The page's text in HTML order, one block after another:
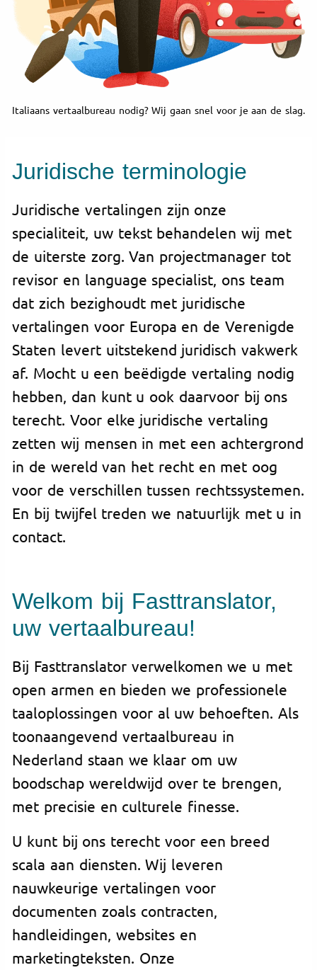
Italiaans vertaalbureau nodig? Wij gaan snel voor je aan de slag.
Juridische terminologie
Juridische vertalingen zijn onze
specialiteit, uw tekst behandelen wij met
de uiterste zorg. Van projectmanager tot
revisor en language specialist, ons team
dat zich bezighoudt met juridische
vertalingen voor Europa en de Verenigde
Staten levert uitstekend juridisch vakwerk
af. Mocht u een beëdigde vertaling nodig
hebben, dan kunt u ook daarvoor bij ons
terecht. Voor elke juridische vertaling
zetten wij mensen in met een achtergrond
in de wereld van het recht en met oog
voor de verschillen tussen rechtssystemen.
En bij twijfel treden we natuurlijk met u in
contact.
Welkom bij Fasttranslator,
uw vertaalbureau!
Bij Fasttranslator verwelkomen we u met
open armen en bieden we professionele
taaloplossingen voor al uw behoeften. Als
toonaangevend vertaalbureau in
Nederland staan we klaar om uw
boodschap wereldwijd over te brengen,
met precisie en culturele finesse.
U kunt bij ons terecht voor een breed
scala aan diensten. Wij leveren
nauwkeurige vertalingen voor
documenten zoals contracten,
handleidingen, websites en
marketingteksten. Onze